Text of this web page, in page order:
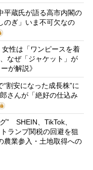
平蔵氏が語る高市内閣の
ぎ」いま不可欠なの
性は「ワンピースを着
なぜ「ジャケット」が
が解説》
割安になった成長株”に
さんが「絶好の仕込み
” SHEIN、TikTok、
ランプ関税の回避を狙
業参入・土地取得への